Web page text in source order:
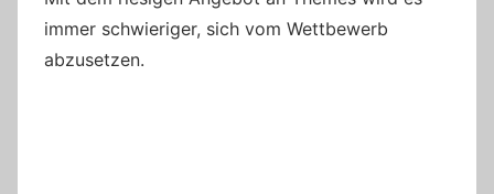
immer schwieriger, sich vom Wettbewerb
abzusetzen.